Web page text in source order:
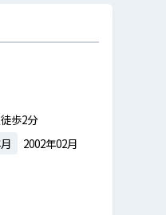
徒歩2分
2002年02月